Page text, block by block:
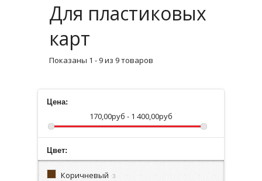
Для пластиковых
карт
Показаны 1 - 9 из 9 товаров
Цена:
170,00руб - 1 400,00руб
Цвет:
Коричневый 3